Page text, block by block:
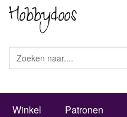
Winkel Patronen